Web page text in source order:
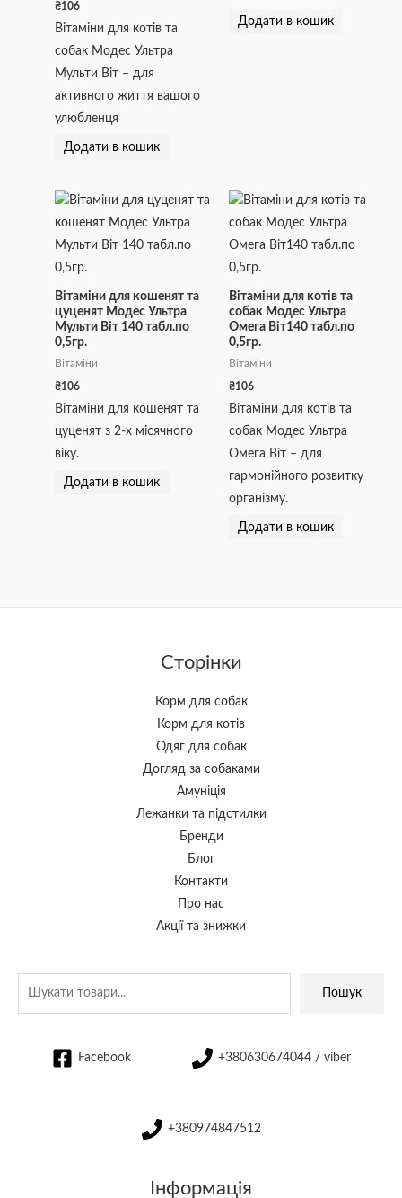
₴106
Вітаміни для котів та
собак Модес Ультра
Мульти Віт – для
активного життя вашого
улюбленця
Додати в кошик
Додати в кошик
Вітаміни для кошенят та
цуценят Модес Ультра
Мульти Віт 140 табл.по
0,5гр.
Вітаміни
₴106
Вітаміни для кошенят та
цуценят з 2-х місячного
віку.
Додати в кошик
Вітаміни для котів та
собак Модес Ультра
Омега Віт140 табл.по
0,5гр.
Вітаміни
₴106
Вітаміни для котів та
собак Модес Ультра
Омега Віт – для
гармонійного розвитку
організму.
Додати в кошик
Сторінки
Корм для собак
Корм для котів
Одяг для собак
Догляд за собаками
Амуніція
Лежанки та підстилки
Бренди
Блог
Контакти
Про нас
Акції та знижки
Пошук
Facebook +380630674044 / viber
+380974847512
Інформація